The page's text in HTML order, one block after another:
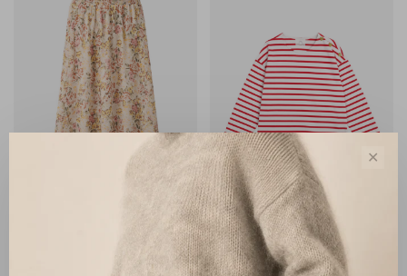
Des Petits Hauts Roxie
Des Petits Hauts
Des Petits Hauts Filoute
✕